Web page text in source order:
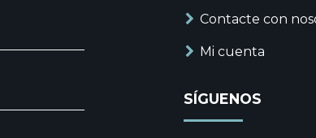
Contacte con
Mi cuenta
SÍGUENOS